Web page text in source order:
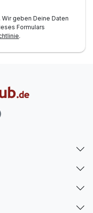
geben Deine Daten
Formulars
.